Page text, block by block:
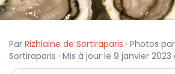
Par Rizhlaine de Sortiraparis · Photos
Sortiraparis · Mis à jour le 9 janvier 2023